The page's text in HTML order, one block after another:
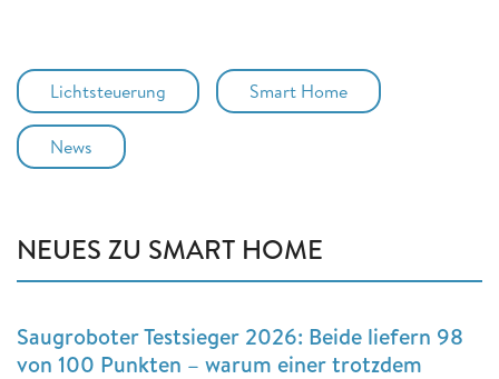
Lichtsteuerung Smart Home
News
NEUES ZU SMART HOME
Saugroboter Testsieger 2026: Beide liefern 98
von 100 Punkten – warum einer trotzdem